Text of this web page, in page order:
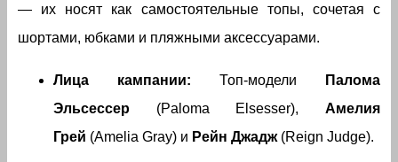
— их носят как самостоятельные топы, сочетая с
шортами, юбками и пляжными аксессуарами.
Лица кампании: Топ-модели
Палома
Эльсессер (Paloma Elsesser), Амелия
Грей (Amelia Gray) и Рейн Джадж(Reign Judge).